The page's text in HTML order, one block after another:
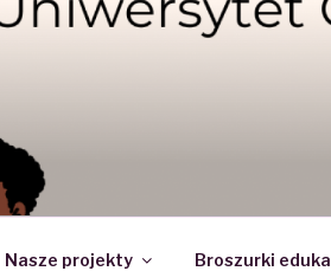
–
Nasze projekty Broszurki